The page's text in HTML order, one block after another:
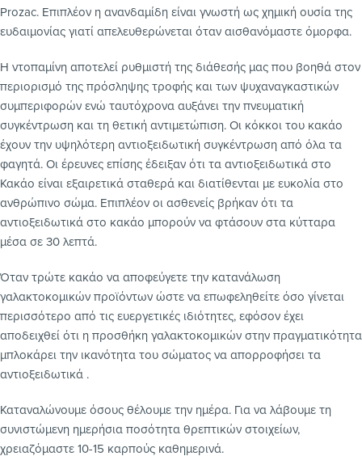
Prozac. Επιπλέον η ανανδαμίδη είναι γνωστή ως χημική ουσία της
ευδαιμονίας γιατί απελευθερώνεται όταν αισθανόμαστε όμορφα.
Η ντοπαμίνη αποτελεί ρυθμιστή της διάθεσής μας που βοηθά στον
περιορισμό της πρόσληψης τροφής και των ψυχαναγκαστικών
συμπεριφορών ενώ ταυτόχρονα αυξάνει την πνευματική
συγκέντρωση και τη θετική αντιμετώπιση. Οι κόκκοι του κακάο
έχουν την υψηλότερη αντιοξειδωτική συγκέντρωση από όλα τα
φαγητά. Οι έρευνες επίσης έδειξαν ότι τα αντιοξειδωτικά στο
Κακάο είναι εξαιρετικά σταθερά και διατίθενται με ευκολία στο
ανθρώπινο σώμα. Επιπλέον οι ασθενείς βρήκαν ότι τα
αντιοξειδωτικά στο κακάο μπορούν να φτάσουν στα κύτταρα
μέσα σε 30 λεπτά.
Όταν τρώτε κακάο να αποφεύγετε την κατανάλωση
γαλακτοκομικών προϊόντων ώστε να επωφεληθείτε όσο γίνεται
περισσότερο από τις ευεργετικές ιδιότητες, εφόσον έχει
αποδειχθεί ότι η προσθήκη γαλακτοκομικών στην πραγματικότητα
μπλοκάρει την ικανότητα του σώματος να απορροφήσει τα
αντιοξειδωτικά .
Καταναλώνουμε όσους θέλουμε την ημέρα. Για να λάβουμε τη
συνιστώμενη ημερήσια ποσότητα θρεπτικών στοιχείων,
χρειαζόμαστε 10-15 καρπούς καθημερινά.